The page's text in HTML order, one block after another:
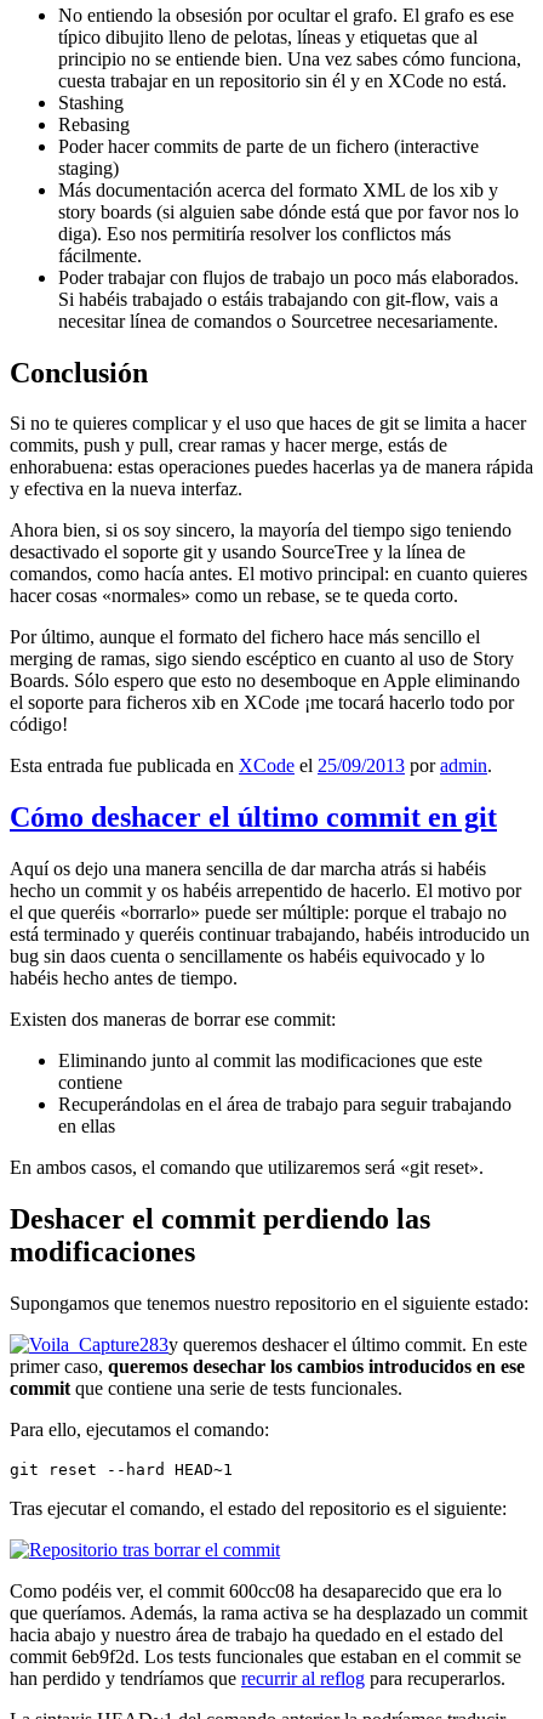
No entiendo la obsesión por ocultar el grafo. El grafo es ese
típico dibujito lleno de pelotas, líneas y etiquetas que al
principio no se entiende bien. Una vez sabes cómo funciona,
cuesta trabajar en un repositorio sin él y en XCode no está.
Stashing
Rebasing
Poder hacer commits de parte de un fichero (interactive
staging)
Más documentación acerca del formato XML de los xib y
story boards (si alguien sabe dónde está que por favor nos lo
diga). Eso nos permitiría resolver los conflictos más
fácilmente.
Poder trabajar con flujos de trabajo un poco más elaborados.
Si habéis trabajado o estáis trabajando con git-flow, vais a
necesitar línea de comandos o Sourcetree necesariamente.
Conclusión
Si no te quieres complicar y el uso que haces de git se limita a hacer
commits, push y pull, crear ramas y hacer merge, estás de
enhorabuena: estas operaciones puedes hacerlas ya de manera rápida
y efectiva en la nueva interfaz.
Ahora bien, si os soy sincero, la mayoría del tiempo sigo teniendo
desactivado el soporte git y usando SourceTree y la línea de
comandos, como hacía antes. El motivo principal: en cuanto quieres
hacer cosas «normales» como un rebase, se te queda corto.
Por último, aunque el formato del fichero hace más sencillo el
merging de ramas, sigo siendo escéptico en cuanto al uso de Story
Boards. Sólo espero que esto no desemboque en Apple eliminando
el soporte para ficheros xib en XCode ¡me tocará hacerlo todo por
código!
Esta entrada fue publicada en XCode el 25/09/2013 poradmin.
Cómo deshacer el último commit en git
Aquí os dejo una manera sencilla de dar marcha atrás si habéis
hecho un commit y os habéis arrepentido de hacerlo. El motivo por
el que queréis «borrarlo» puede ser múltiple: porque el trabajo no
está terminado y queréis continuar trabajando, habéis introducido un
bug sin daos cuenta o sencillamente os habéis equivocado y lo
habéis hecho antes de tiempo.
Existen dos maneras de borrar ese commit:
Eliminando junto al commit las modificaciones que este
contiene
Recuperándolas en el área de trabajo para seguir trabajando
en ellas
En ambos casos, el comando que utilizaremos será «git reset».
Deshacer el commit perdiendo las
modificaciones
Supongamos que tenemos nuestro repositorio en el siguiente estado:
y queremos deshacer el último commit. En este
primer caso, queremos desechar los cambios introducidos en ese
commit que contiene una serie de tests funcionales.
Para ello, ejecutamos el comando:
git reset --hard HEAD~1
Tras ejecutar el comando, el estado del repositorio es el siguiente:
Como podéis ver, el commit 600cc08 ha desaparecido que era lo
que queríamos. Además, la rama activa se ha desplazado un commit
hacia abajo y nuestro área de trabajo ha quedado en el estado del
commit 6eb9f2d. Los tests funcionales que estaban en el commit se
han perdido y tendríamos que recurrir al reflog para recuperarlos.